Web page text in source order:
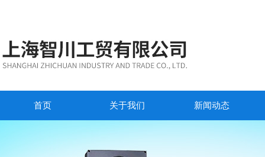
首页 关于我们 新闻动态